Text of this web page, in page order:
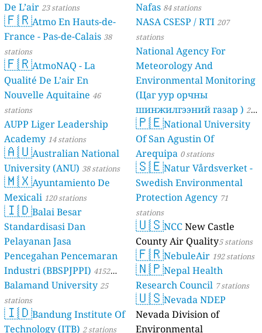
De L’air 23 stations
🇫🇷Atmo En Hauts-de-
France - Pas-de-Calais 38
stations
🇫🇷AtmoNAQ - La
Qualité De L’air En
Nouvelle Aquitaine 46
stations
AUPP Liger Leadership
Academy 14 stations
🇦🇺Australian National
University (ANU) 38 stations
🇲🇽Ayuntamiento De
Mexicali 120 stations
🇮🇩Balai Besar
Standardisasi Dan
Pelayanan Jasa
Pencegahan Pencemaran
Industri (BBSPJPPI) 4152
stations
Balamand University25
stations
🇮🇩Bandung Institute Of
Technology (ITB) 2 stations
Nafas 84 stations
NASA CSESP / RTI 207
stations
National Agency For
Meteorology And
Environmental Monitoring
(Цаг уур орчны
шинжилгээний газар ) 21
stations
🇵🇪National University
Of San Agustin Of
Arequipa 0 stations
🇸🇪Natur Vårdsverket -
Swedish Environmental
Protection Agency 71
stations
🇺🇸NCCNew Castle
County Air Quality5 stations
🇫🇷NebuleAir 192 stations
🇳🇵Nepal Health
Research Council 7 stations
🇺🇸Nevada NDEP
Nevada Division of
Environmental